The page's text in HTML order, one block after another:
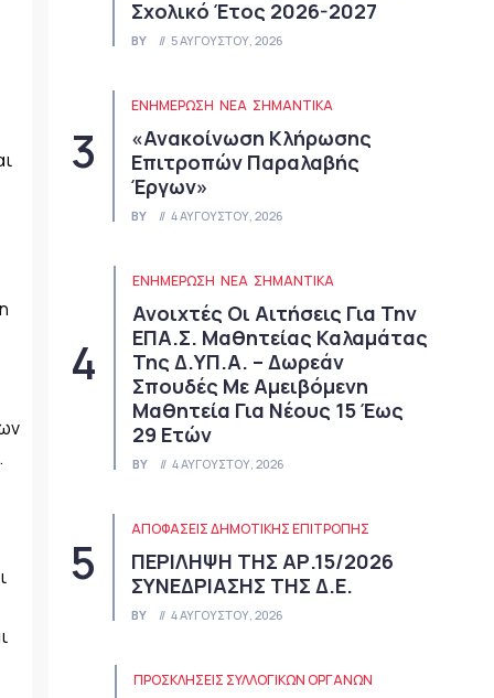
Σχολικό Έτος 2026-2027
BY 5 ΑΥΓΟΎΣΤΟΥ, 2026
ΕΝΗΜΕΡΩΣΗ ΝΈΑ ΣΗΜΑΝΤΙΚΆ
«Ανακοίνωση Κλήρωσης
Επιτροπών Παραλαβής
Έργων»
BY 4 ΑΥΓΟΎΣΤΟΥ, 2026
ΕΝΗΜΕΡΩΣΗ ΝΈΑ ΣΗΜΑΝΤΙΚΆ
Ανοιχτές Οι Αιτήσεις Για Την
ΕΠΑ.Σ. Μαθητείας Καλαμάτας
Της Δ.ΥΠ.Α. – Δωρεάν
Σπουδές Με Αμειβόμενη
Μαθητεία Για Νέους 15 Έως
29 Ετών
BY 4 ΑΥΓΟΎΣΤΟΥ, 2026
ΑΠΟΦΆΣΕΙΣ ΔΗΜΟΤΙΚΉΣ ΕΠΙΤΡΟΠΉΣ
ΠΕΡΙΛΗΨΗ ΤΗΣ ΑΡ.15/2026
ΣΥΝΕΔΡΙΑΣΗΣ ΤΗΣ Δ.Ε.
BY 4 ΑΥΓΟΎΣΤΟΥ, 2026
ΠΡΟΣΚΛΉΣΕΙΣ ΣΥΛΛΟΓΙΚΏΝ ΟΡΓΆΝΩΝ